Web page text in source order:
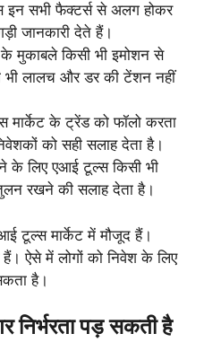
सभी फैक्टर्स से अलग होकर
जानकारी देते हैं।
मुकाबले किसी भी इमोशन से
भी लालच और डर की टेंशन नहीं
मार्केट के ट्रेंड को फॉलो करता
को सही सलाह देता है।
के लिए एआई टूल्स किसी भी
रखने की सलाह देता है।
टूल्स मार्केट में मौजूद हैं।
ऐसे में लोगों को निवेश के लिए
है।
निर्भरता पड़ सकती है